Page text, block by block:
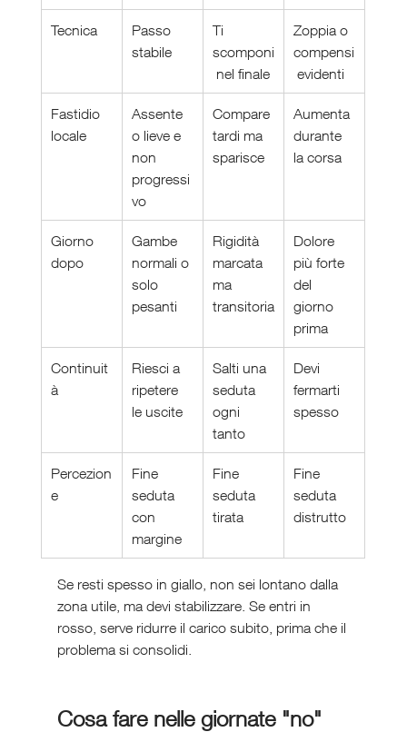
Tecnica
Passo
stabile
Ti
scomponi
nel finale
Zoppia o
compensi
evidenti
Fastidio
locale
Assente
o lieve e
non
progressi
vo
Compare
tardi ma
sparisce
Aumenta
durante
la corsa
Giorno
dopo
Gambe
normali o
solo
pesanti
Rigidità
marcata
ma
transitoria
Dolore
più forte
del
giorno
prima
Continuit
à
Riesci a
ripetere
le uscite
Salti una
seduta
ogni
tanto
Devi
fermarti
spesso
Percezion
e
Fine
seduta
con
margine
Fine
seduta
tirata
Fine
seduta
distrutto
Se resti spesso in giallo, non sei lontano dalla
zona utile, ma devi stabilizzare. Se entri in
rosso, serve ridurre il carico subito, prima che il
problema si consolidi.
Cosa fare nelle giornate "no"